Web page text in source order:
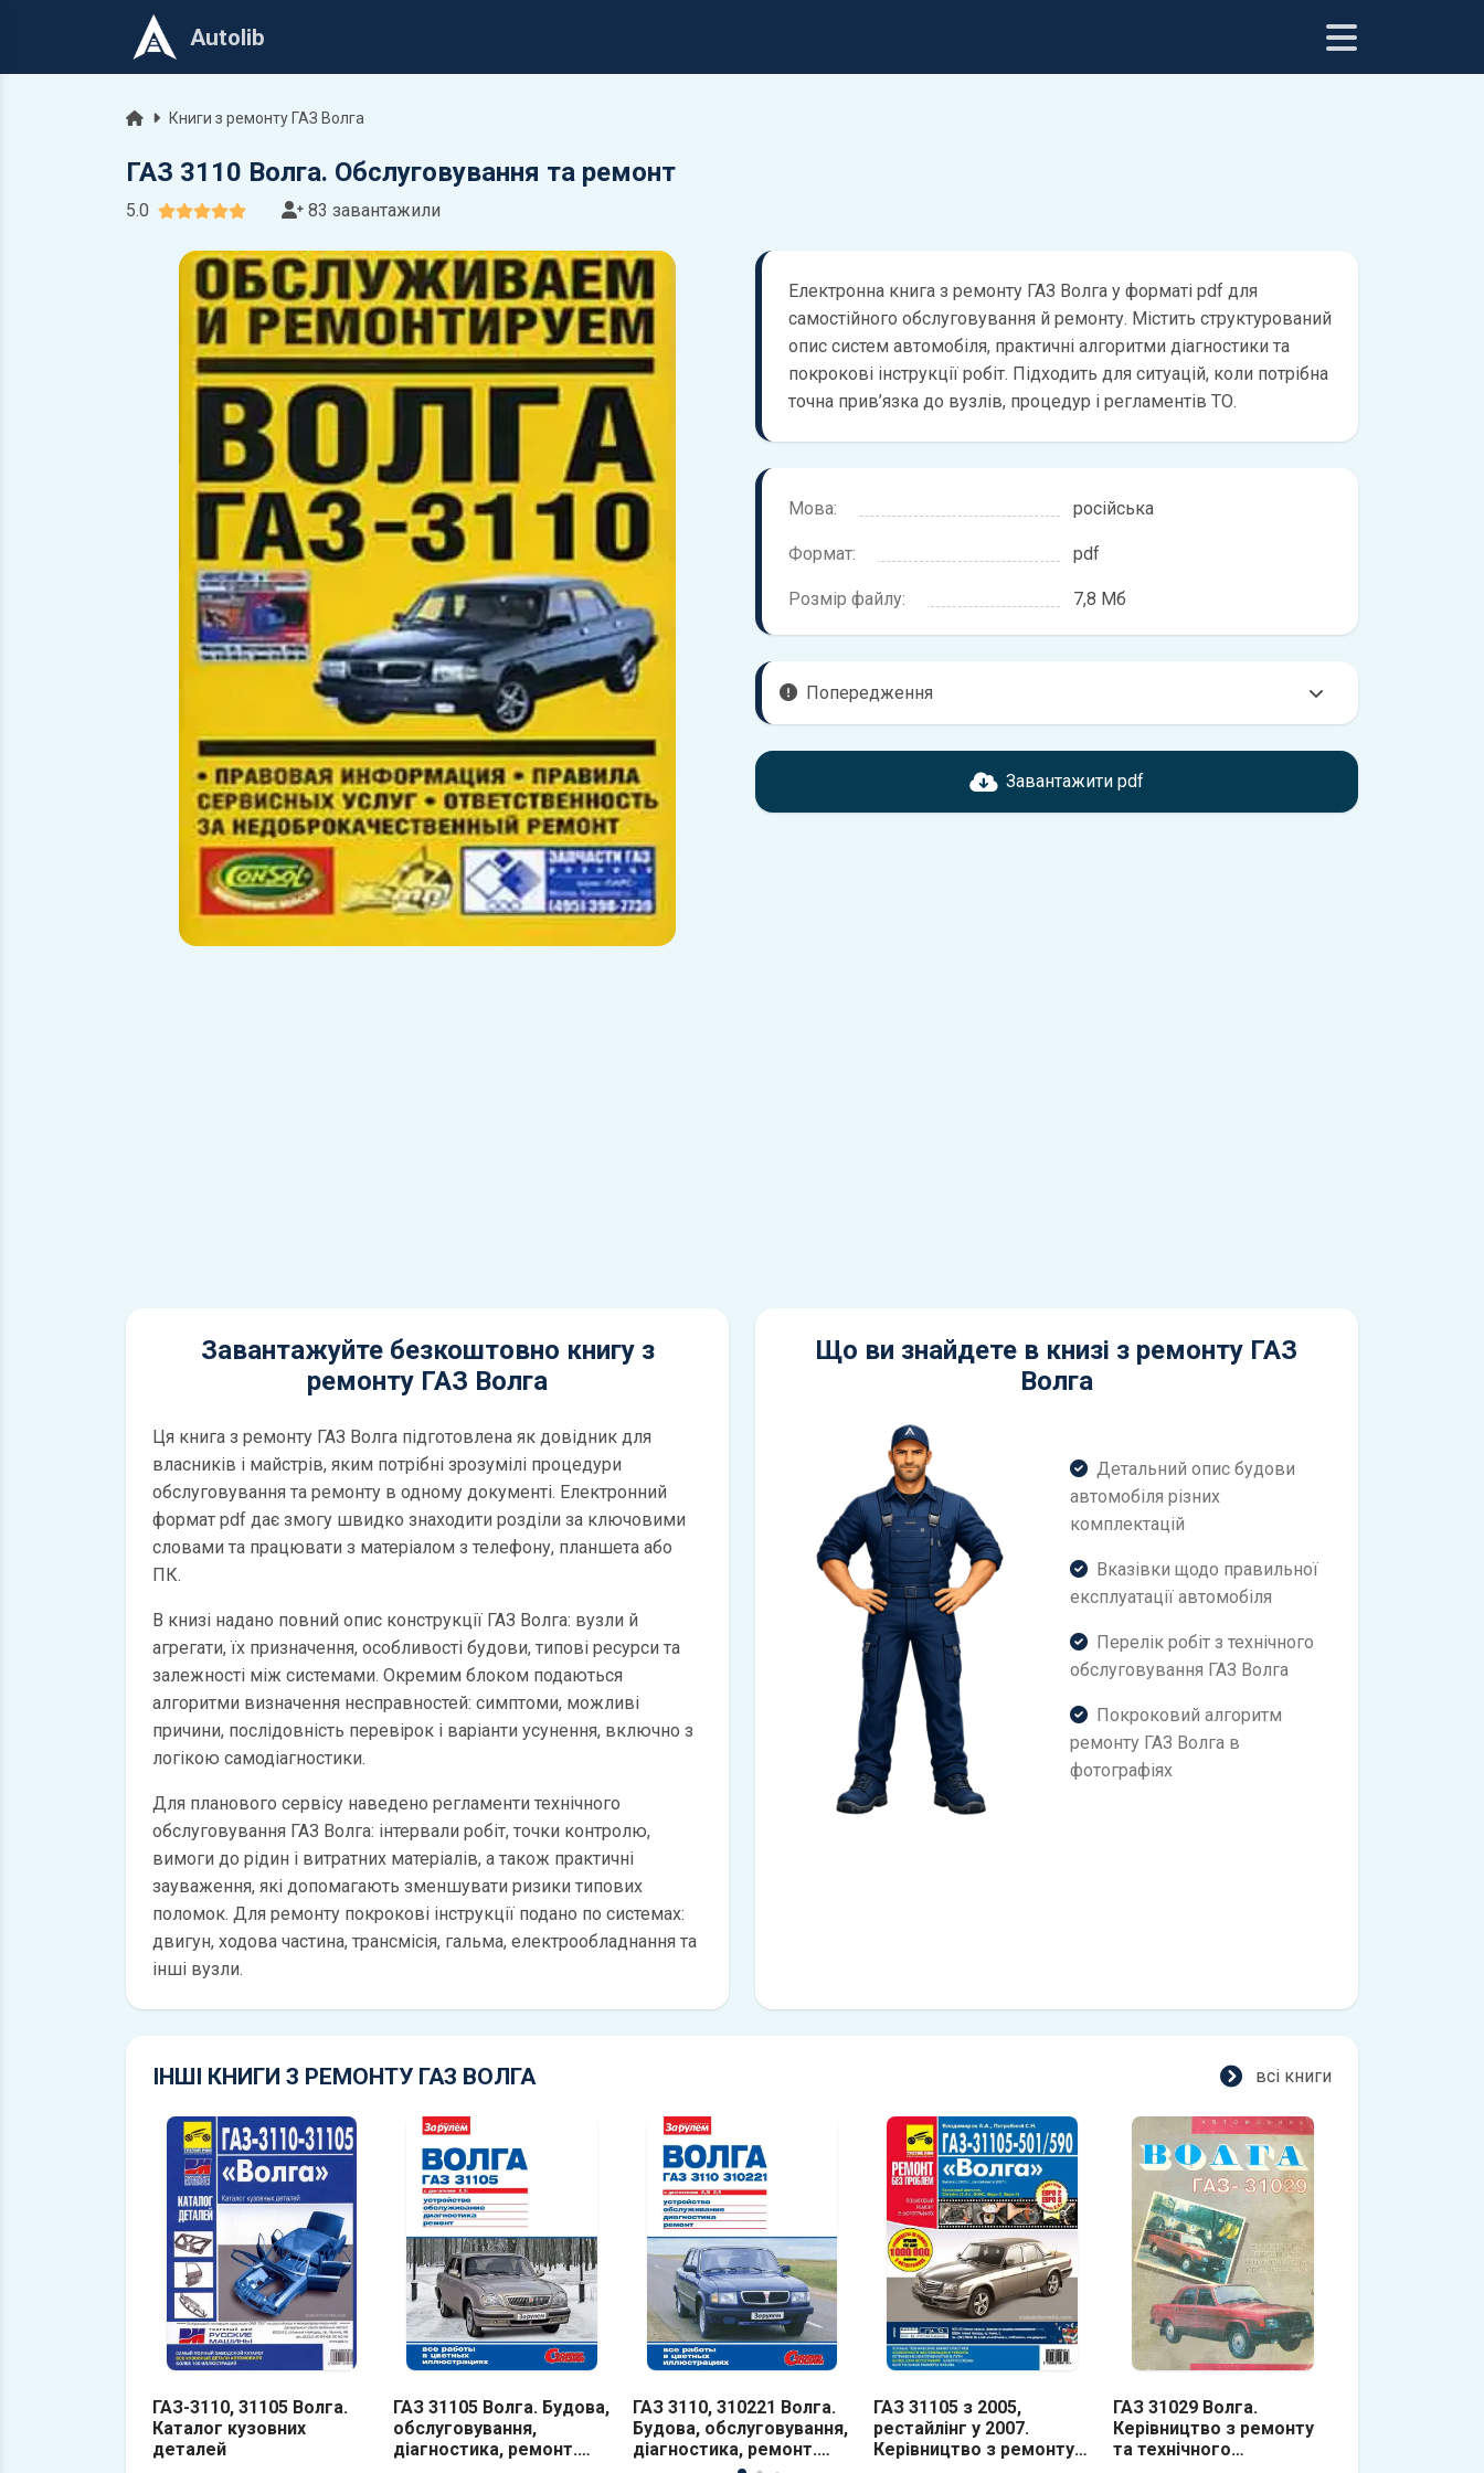
Autolib
ГоловнаКниги з ремонту ГАЗ Волга
ГАЗ 3110 Волга. Обслуговування та ремонт
5.0 83 завантажили
Електронна книга з ремонту ГАЗ Волга у форматі pdf для
самостійного обслуговування й ремонту. Містить структурований
опис систем автомобіля, практичні алгоритми діагностики та
покрокові інструкції робіт. Підходить для ситуацій, коли потрібна
точна прив’язка до вузлів, процедур і регламентів ТО.
Мова: російська
Формат: pdf
Розмір файлу: 7,8 Мб
Попередження
Перед завантаженням ознайомтесь з характеристиками ГАЗ Волга, що
надані в книзі. Можливі розбіжності, якщо рік випуску або комплектація
Завантажити pdf
Завантажуйте безкоштовно книгу з
ремонту ГАЗ Волга
Ця книга з ремонту ГАЗ Волга підготовлена як довідник для
власників і майстрів, яким потрібні зрозумілі процедури
обслуговування та ремонту в одному документі. Електронний
формат pdf дає змогу швидко знаходити розділи за ключовими
словами та працювати з матеріалом з телефону, планшета або
ПК.
В книзі надано повний опис конструкції ГАЗ Волга: вузли й
агрегати, їх призначення, особливості будови, типові ресурси та
залежності між системами. Окремим блоком подаються
алгоритми визначення несправностей: симптоми, можливі
причини, послідовність перевірок і варіанти усунення, включно з
логікою самодіагностики.
Для планового сервісу наведено регламенти технічного
обслуговування ГАЗ Волга: інтервали робіт, точки контролю,
вимоги до рідин і витратних матеріалів, а також практичні
зауваження, які допомагають зменшувати ризики типових
поломок. Для ремонту покрокові інструкції подано по системах:
двигун, ходова частина, трансмісія, гальма, електрообладнання та
інші вузли.
Що ви знайдете в книзі з ремонту ГАЗ
Волга
Детальний опис будови
автомобіля різних
комплектацій
Вказівки щодо правильної
експлуатації автомобіля
Перелік робіт з технічного
обслуговування ГАЗ Волга
Покроковий алгоритм
ремонту ГАЗ Волга в
фотографіях
ІНШІ КНИГИ З РЕМОНТУ ГАЗ ВОЛГА всі книги
ГАЗ-3110, 31105 Волга.
Каталог кузовних
деталей
ГАЗ 31105 Волга. Будова,
обслуговування,
діагностика, ремонт.
ГАЗ 3110, 310221 Волга.
Будова, обслуговування,
діагностика, ремонт.
ГАЗ 31105 з 2005,
рестайлінг у 2007.
Керівництво з ремонту,
ГАЗ 31029 Волга.
Керівництво з ремонту
та технічного